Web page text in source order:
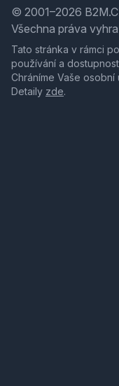
© 2001–2026
Všechna práva
Tato stránka v rámci
používání a
Chráníme Vaše osobní
Detaily zde.